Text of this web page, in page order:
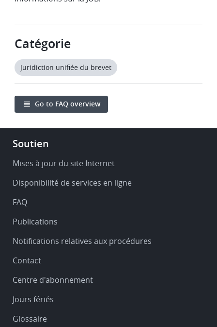
Catégorie
Juridiction unifiée du brevet
Go to FAQ overview
Footer
Service
support
Soutien
Mises à jour du site Internet
Disponibilité de services en ligne
FAQ
Publications
Notifications relatives aux procédures
Contact
Centre d'abonnement
Jours fériés
Glossaire